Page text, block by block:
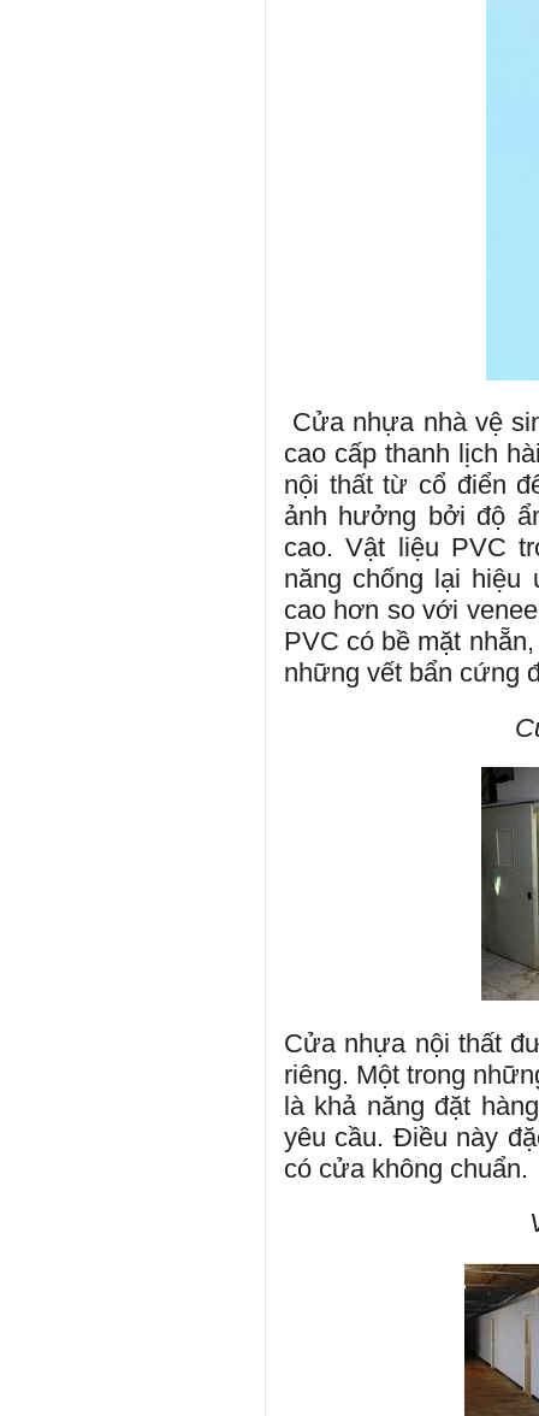
Cửa nhựa nhà vệ
cao cấp thanh lịch
nội thất từ ​​cổ điển
ảnh hưởng bởi độ
cao. Vật liệu PVC
năng chống lại
cao hơn so với
PVC có bề mặt
những vết bẩn cứng
Cửa nhựa nội thất
riêng. Một trong
là khả năng đặt
yêu cầu. Điều này
có cửa không chuẩn.
Vách